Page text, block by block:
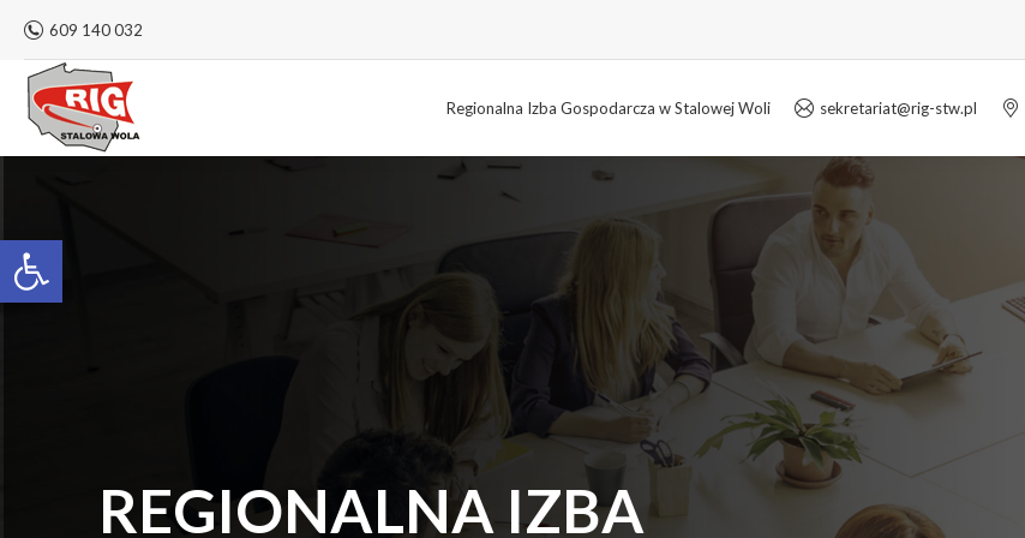
Otwórz pasek narzędzi
609 140 032
Regionalna Izba Gospodarcza w Stalowej Woli sekretariat@rig-stw.pl
REGIONALNA IZBA